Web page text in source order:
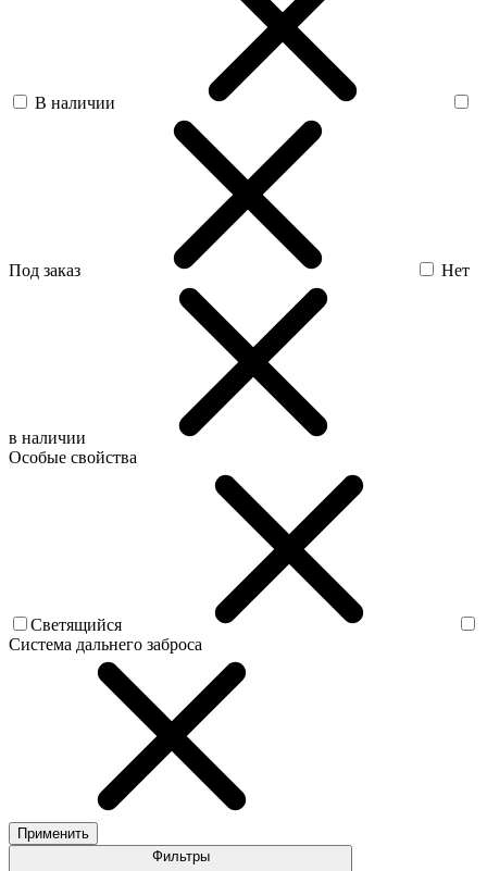
В наличии
Под заказ Нет
в наличии
Особые свойства
Светящийся
Система дальнего заброса
Применить
Фильтры